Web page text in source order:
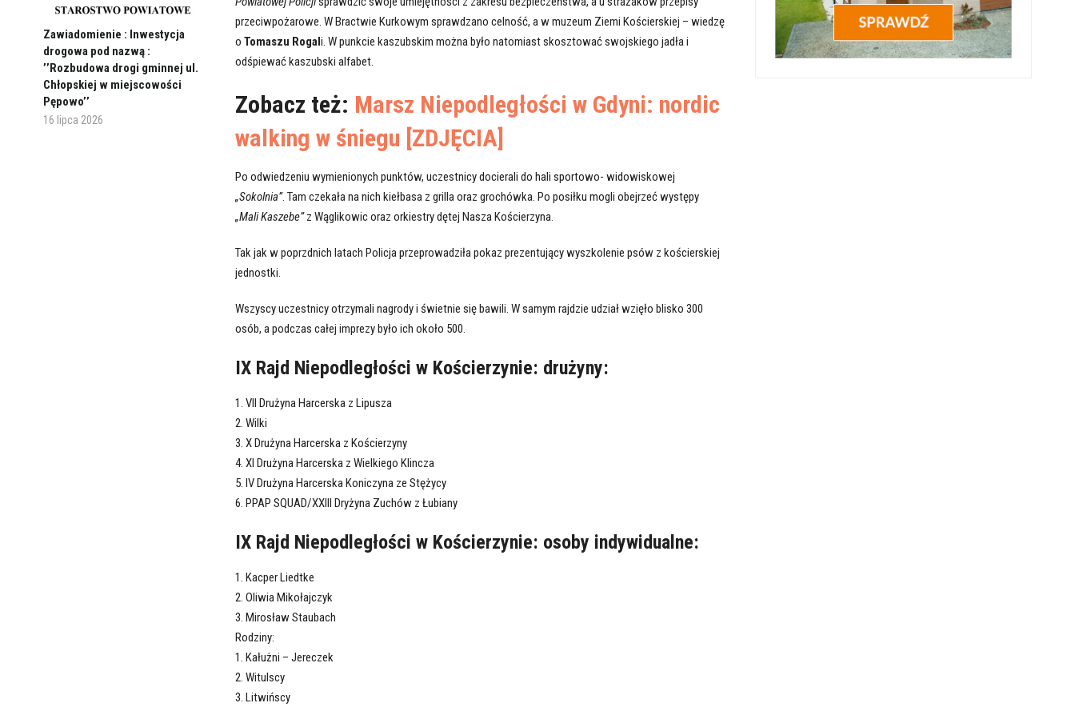
Zawiadomienie : Inwestycja
drogowa pod nazwą :
’’Rozbudowa drogi gminnej ul.
Chłopskiej w miejscowości
Pępowo’’
16 lipca 2026
przeciwpożarowe. W Bractwie Kurkowym sprawdzano celność, a w muzeum Ziemi Kościerskiej – wiedzę
o Tomaszu Rogali. W punkcie kaszubskim można było natomiast skosztować swojskiego jadła i
odśpiewać kaszubski alfabet.
Zobacz też: Marsz Niepodległości w Gdyni: nordic
walking w śniegu [ZDJĘCIA]
Po odwiedzeniu wymienionych punktów, uczestnicy docierali do hali sportowo- widowiskowej
„Sokolnia”. Tam czekała na nich kiełbasa z grilla oraz grochówka. Po posiłku mogli obejrzeć występy
„Mali Kaszebe”z Wąglikowic oraz orkiestry dętej Nasza Kościerzyna.
Tak jak w poprzdnich latach Policja przeprowadziła pokaz prezentujący wyszkolenie psów z kościerskiej
jednostki.
Wszyscy uczestnicy otrzymali nagrody i świetnie się bawili. W samym rajdzie udział wzięło blisko 300
osób, a podczas całej imprezy było ich około 500.
IX Rajd Niepodległości w Kościerzynie: drużyny:
1. VII Drużyna Harcerska z Lipusza
2. Wilki
3. X Drużyna Harcerska z Kościerzyny
4. XI Drużyna Harcerska z Wielkiego Klincza
5. IV Drużyna Harcerska Koniczyna ze Stężycy
6. PPAP SQUAD/XXIII Dryżyna Zuchów z Łubiany
IX Rajd Niepodległości w Kościerzynie: osoby indywidualne:
1. Kacper Liedtke
2. Oliwia Mikołajczyk
3. Mirosław Staubach
Rodziny:
1. Kałużni – Jereczek
2. Witulscy
3. Litwińscy